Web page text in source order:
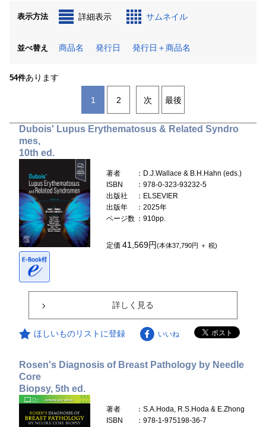
表示方法 詳細表示 サムネイル
並べ替え 商品名 発行日 発行日＋商品名
54件あります
1 2 次 最後
Dubois' Lupus Erythematosus & Related Syndro
mes,
10th ed.
著者
：D.J.Wallace & B.H.Hahn (eds.)
ISBN
：978-0-323-93232-5
出版社
：ELSEVIER
出版年
：2025年
ページ数 ：910pp.
定価41,569円(本体37,790円 ＋ 税)
詳しく見る
ほしいものリストに登録 いいね
Rosen's Diagnosis of Breast Pathology by Needle
Core
Biopsy, 5th ed.
著者
：S.A.Hoda, R.S.Hoda & E.Zhong
ISBN
：978-1-975198-36-7